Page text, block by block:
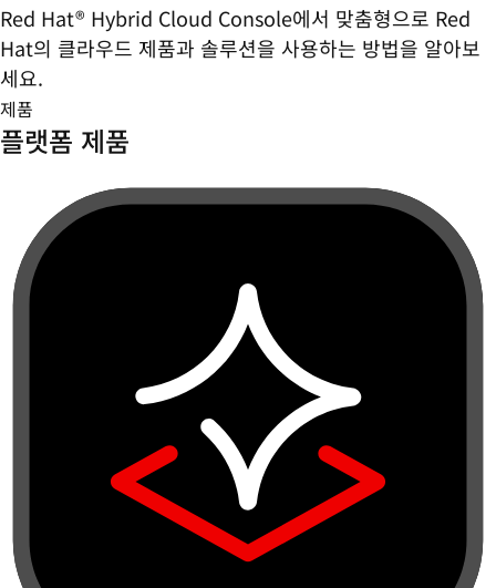
Red Hat® Hybrid Cloud Console에서 맞춤형으로 Red
Hat의 클라우드 제품과 솔루션을 사용하는 방법을 알아보
세요.
제품
플랫폼 제품